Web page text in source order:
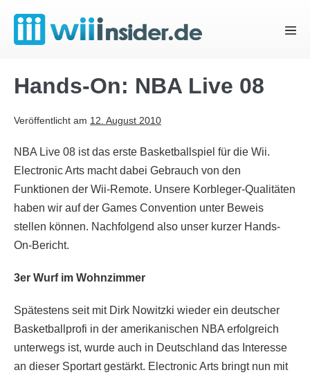
Inhalt
springen
Hands-On: NBA Live 08
Veröffentlicht am 12. August 2010
NBA Live 08 ist das erste Basketballspiel für die Wii.
Electronic Arts macht dabei Gebrauch von den
Funktionen der Wii-Remote. Unsere Korbleger-Qualitäten
haben wir auf der Games Convention unter Beweis
stellen können. Nachfolgend also unser kurzer Hands-
On-Bericht.
3er Wurf im Wohnzimmer
Spätestens seit mit Dirk Nowitzki wieder ein deutscher
Basketballprofi in der amerikanischen NBA erfolgreich
unterwegs ist, wurde auch in Deutschland das Interesse
an dieser Sportart gestärkt. Electronic Arts bringt nun mit